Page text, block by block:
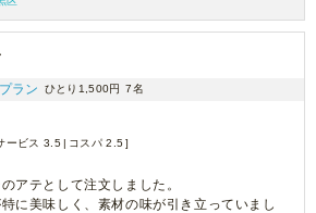
ラン ひとり1,500円 7名
ービス 3.5 コスパ 2.5
アテとして注文しました。
に美味しく、素材の味が引き立っていまし